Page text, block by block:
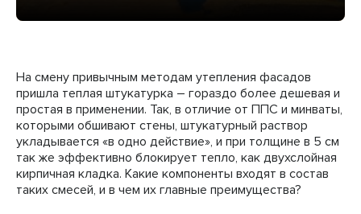
На смену привычным методам утепления фасадов
пришла теплая штукатурка – гораздо более дешевая и
простая в применении. Так, в отличие от ППС и минваты,
которыми обшивают стены, штукатурный раствор
укладывается «в одно действие», и при толщине в 5 см
так же эффективно блокирует тепло, как двухслойная
кирпичная кладка. Какие компоненты входят в состав
таких смесей, и в чем их главные преимущества?